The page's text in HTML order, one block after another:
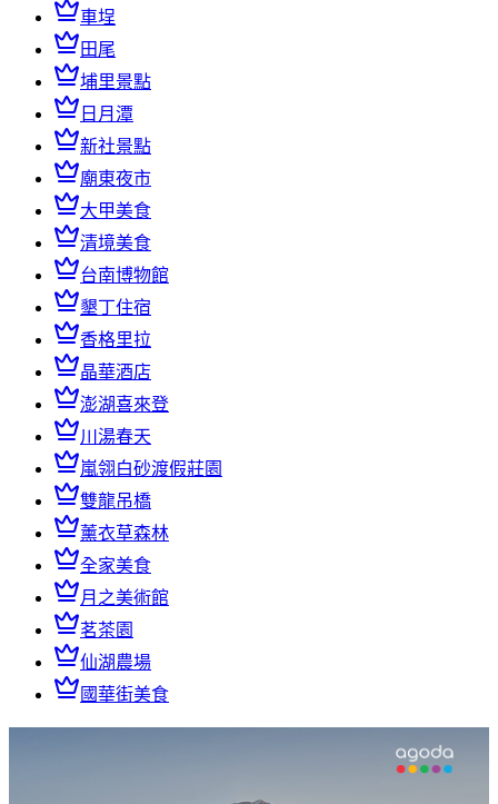
車埕
田尾
埔里景點
日月潭
新社景點
廟東夜市
大甲美食
清境美食
台南博物館
墾丁住宿
香格里拉
晶華酒店
澎湖喜來登
川湯春天
嵐翎白砂渡假莊園
雙龍吊橋
薰衣草森林
全家美食
月之美術館
茗茶園
仙湖農場
國華街美食